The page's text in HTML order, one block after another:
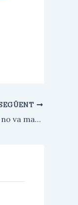
La lluita de classes mai no va marxar